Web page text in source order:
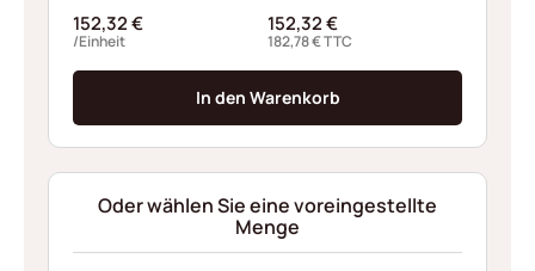
Menge
152,32€
/Einheit
152,32€
182,78€TTC
In den Warenkorb
Oder wählen Sie eine voreingestellte
Menge